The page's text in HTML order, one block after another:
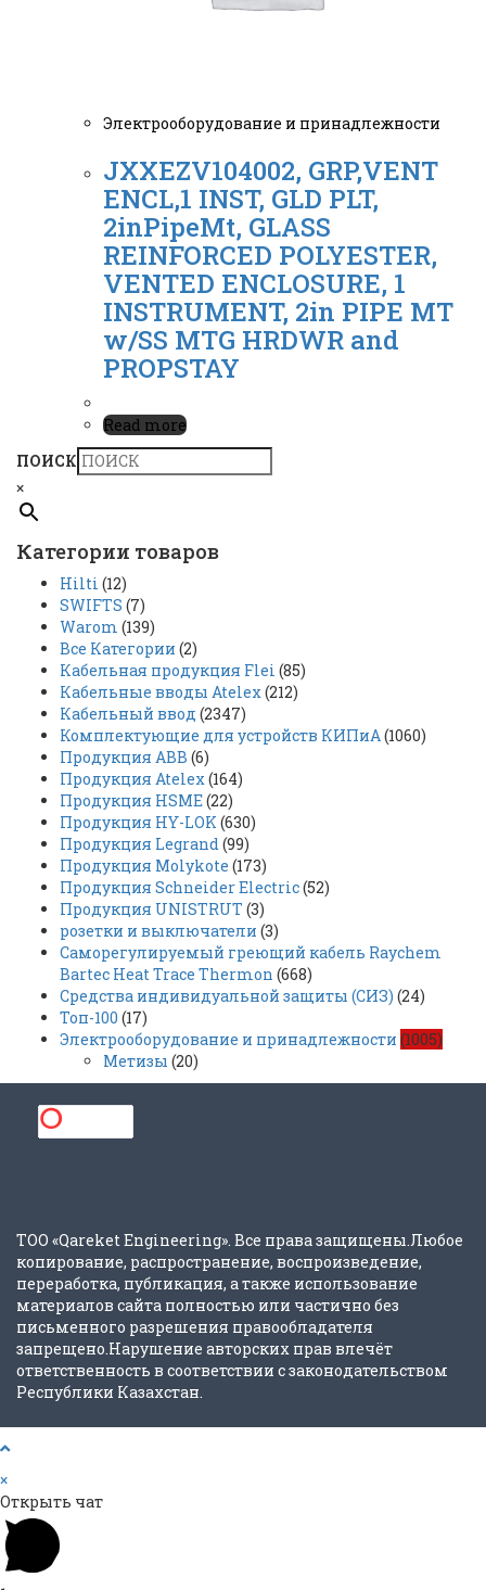
Электрооборудование и принадлежности
JXXEZV104002, GRP,VENT
ENCL,1 INST, GLD PLT,
2inPipeMt, GLASS
REINFORCED POLYESTER,
VENTED ENCLOSURE, 1
INSTRUMENT, 2in PIPE MT
w/SS MTG HRDWR and
PROPSTAY
Read more
ПОИСК
×
Категории товаров
Hilti (12)
SWIFTS (7)
Warom (139)
Все Категории (2)
Кабельная продукция Flei (85)
Кабельные вводы Atelex(212)
Кабельный ввод (2347)
Комплектующие для устройств КИПиА(1060)
Продукция ABB (6)
Продукция Atelex(164)
Продукция HSME(22)
Продукция HY-LOK (630)
Продукция Legrand(99)
Продукция Molykote (173)
Продукция Schneider Electric(52)
Продукция UNISTRUT (3)
розетки и выключатели (3)
Саморегулируемый греющий кабель Raychem
Bartec Heat Trace Thermon (668)
Средства индивидуальной защиты (СИЗ) (24)
Топ-100 (17)
Электрооборудование и принадлежности (1005)
Метизы (20)
ТОО «Qareket Engineering». Все права защищены.Любое
копирование, распространение, воспроизведение,
переработка, публикация, а также использование
материалов сайта полностью или частично без
письменного разрешения правообладателя
запрещено.Нарушение авторских прав влечёт
ответственность в соответствии с законодательством
Республики Казахстан.
×
Открыть чат